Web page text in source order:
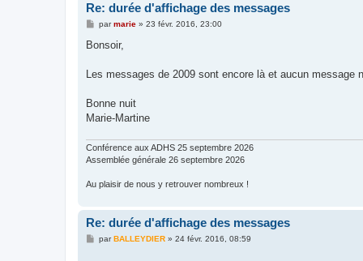
Re: durée d'affichage des messages
M
s
g
parmarie» 23 févr. 2016, 23:00
Bonsoir,
Les messages de 2009 sont encore là et aucun
Bonne nuit
Marie-Martine
Conférence aux ADHS 25 septembre 2026
Assemblée générale 26 septembre 2026
Au plaisir de nous y retrouver nombreux !
Re: durée d'affichage des messages
MparBALLEYDIER» 24 févr. 2016, 08:59